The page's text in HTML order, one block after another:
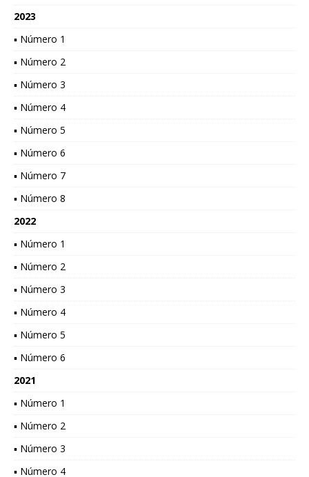
2023
▪ Número 1
▪ Número 2
▪ Número 3
▪ Número 4
▪ Número 5
▪ Número 6
▪ Número 7
▪ Número 8
2022
▪ Número 1
▪ Número 2
▪ Número 3
▪ Número 4
▪ Número 5
▪ Número 6
2021
▪ Número 1
▪ Número 2
▪ Número 3
▪ Número 4